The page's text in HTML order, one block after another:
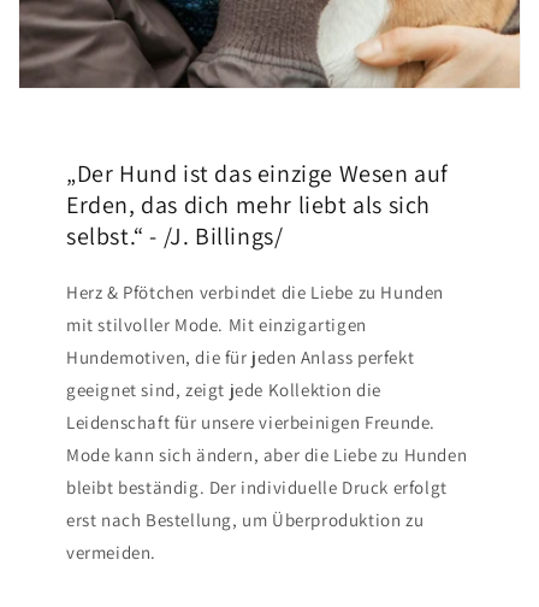
„Der Hund ist das einzige Wesen auf
Erden, das dich mehr liebt als sich
selbst.“ - /J. Billings/
Herz & Pfötchen verbindet die Liebe zu Hunden
mit stilvoller Mode. Mit einzigartigen
Hundemotiven, die für jeden Anlass perfekt
geeignet sind, zeigt jede Kollektion die
Leidenschaft für unsere vierbeinigen Freunde.
Mode kann sich ändern, aber die Liebe zu Hunden
bleibt beständig. Der individuelle Druck erfolgt
erst nach Bestellung, um Überproduktion zu
vermeiden.